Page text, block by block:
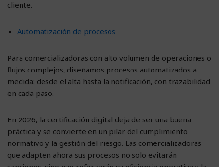
cliente.
Automatización de procesos
Para comercializadoras con alto volumen de operaciones o
flujos complejos, diseñamos procesos automatizados a
medida: desde el alta hasta la notificación, con trazabilidad
en cada paso.
En 2026, la certificación digital deja de ser una buena
práctica y se convierte en un pilar del cumplimiento
normativo y la gestión del riesgo. Las comercializadoras
que adapten ahora sus procesos no solo evitarán